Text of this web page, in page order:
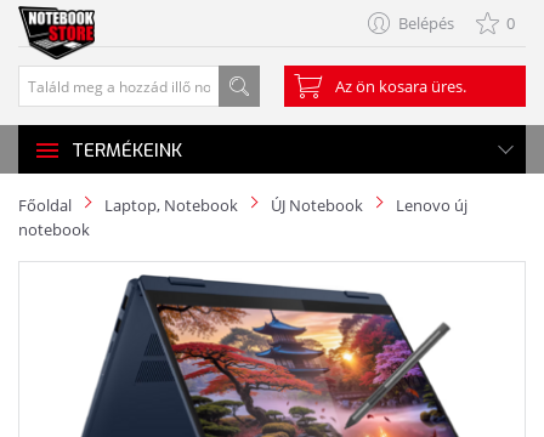
Belépés 0
Az ön kosara üres.
TERMÉKEINK
Főoldal Laptop, Notebook ÚJ Notebook
Lenovo új
notebook